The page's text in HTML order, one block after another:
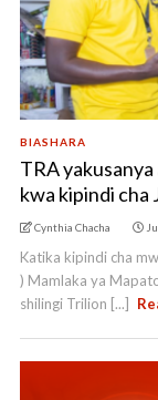
BIASHARA
TRA
kwa kipindi cha
Cynthia Chacha
Katika kipindi cha
) Mamlaka ya
shilingi Trilion [...]